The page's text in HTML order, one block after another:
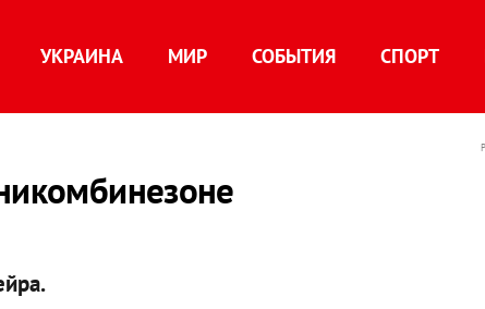
УКРАИНА МИР СОБЫТИЯ СПОРТ